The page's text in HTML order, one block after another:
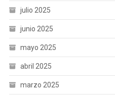
julio 2025
junio 2025
mayo 2025
abril 2025
marzo 2025